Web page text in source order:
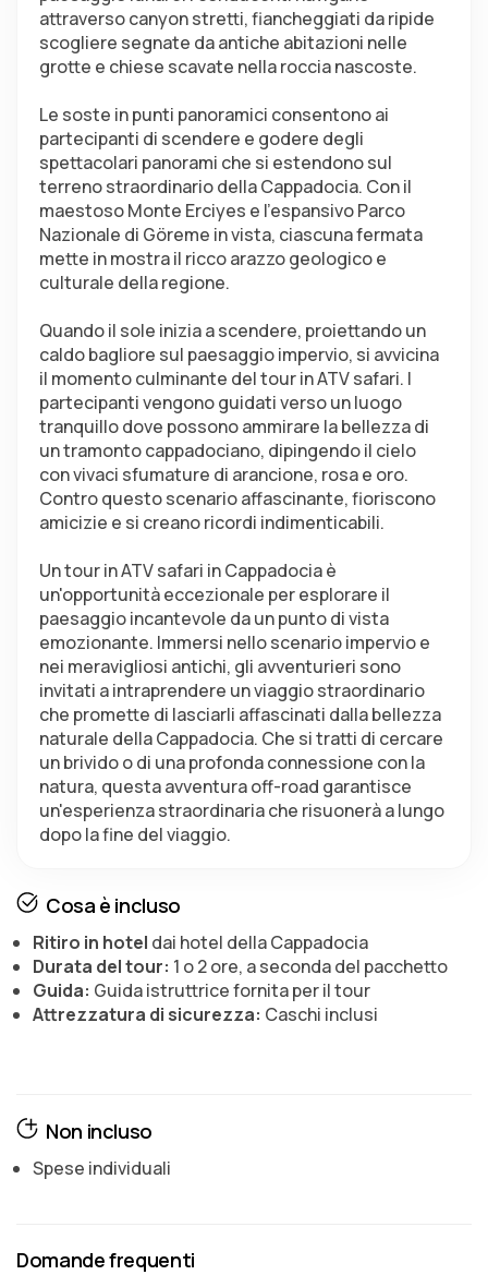
attraverso canyon stretti, fiancheggiati da ripide
scogliere segnate da antiche abitazioni nelle
grotte e chiese scavate nella roccia nascoste.
Le soste in punti panoramici consentono ai
partecipanti di scendere e godere degli
spettacolari panorami che si estendono sul
terreno straordinario della Cappadocia. Con il
maestoso Monte Erciyes e l'espansivo Parco
Nazionale di Göreme in vista, ciascuna fermata
mette in mostra il ricco arazzo geologico e
culturale della regione.
Quando il sole inizia a scendere, proiettando un
caldo bagliore sul paesaggio impervio, si avvicina
il momento culminante del tour in ATV safari. I
partecipanti vengono guidati verso un luogo
tranquillo dove possono ammirare la bellezza di
un tramonto cappadociano, dipingendo il cielo
con vivaci sfumature di arancione, rosa e oro.
Contro questo scenario affascinante, fioriscono
amicizie e si creano ricordi indimenticabili.
Un tour in ATV safari in Cappadocia è
un'opportunità eccezionale per esplorare il
paesaggio incantevole da un punto di vista
emozionante. Immersi nello scenario impervio e
nei meravigliosi antichi, gli avventurieri sono
invitati a intraprendere un viaggio straordinario
che promette di lasciarli affascinati dalla bellezza
naturale della Cappadocia. Che si tratti di cercare
un brivido o di una profonda connessione con la
natura, questa avventura off-road garantisce
un'esperienza straordinaria che risuonerà a lungo
dopo la fine del viaggio.
Cosa è incluso
Ritiro in hotel dai hotel della Cappadocia
Durata del tour: 1 o 2 ore, a seconda del pacchetto
Guida: Guida istruttrice fornita per il tour
Attrezzatura di sicurezza: Caschi inclusi
Non incluso
Spese individuali
Domande frequenti